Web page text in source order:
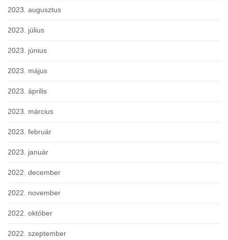
2023. augusztus
2023. július
2023. június
2023. május
2023. április
2023. március
2023. február
2023. január
2022. december
2022. november
2022. október
2022. szeptember